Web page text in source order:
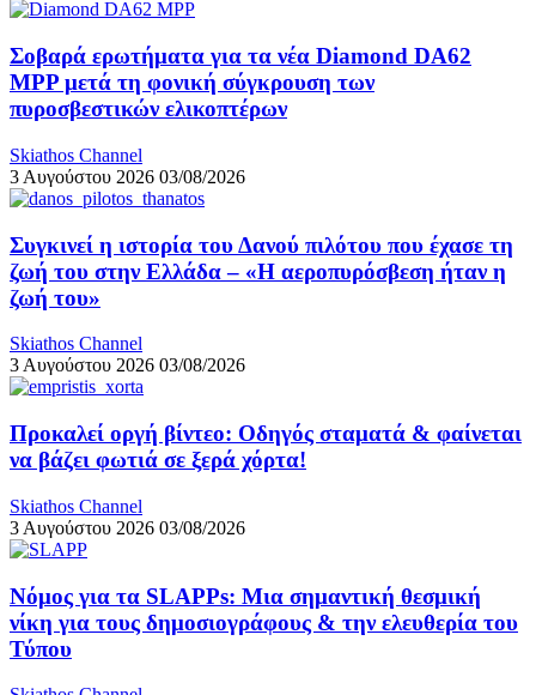
Σοβαρά ερωτήματα για τα νέα Diamond DA62
MPP μετά τη φονική σύγκρουση των
πυροσβεστικών ελικοπτέρων
Skiathos Channel
3 Αυγούστου 2026 03/08/2026
Συγκινεί η ιστορία του Δανού πιλότου που έχασε τη
ζωή του στην Ελλάδα – «Η αεροπυρόσβεση ήταν η
ζωή του»
Skiathos Channel
3 Αυγούστου 2026 03/08/2026
Προκαλεί οργή βίντεο: Οδηγός σταματά & φαίνεται
να βάζει φωτιά σε ξερά χόρτα!
Skiathos Channel
3 Αυγούστου 2026 03/08/2026
Νόμος για τα SLAPPs: Μια σημαντική θεσμική
νίκη για τους δημοσιογράφους & την ελευθερία του
Τύπου